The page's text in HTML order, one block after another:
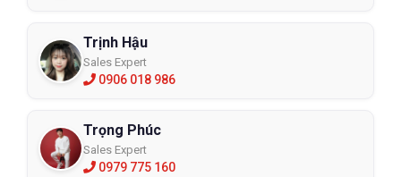
Trịnh Hậu
Sales Expert
0906 018 986
Trọng Phúc
Sales Expert
0979 775 160